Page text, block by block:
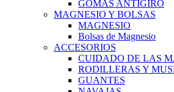
GOMAS ANTIGIRO
MAGNESIO Y BOLSAS
MAGNESIO
Bolsas de Magnesio
ACCESORIOS
CUIDADO DE LAS
RODILLERAS Y
GUANTES